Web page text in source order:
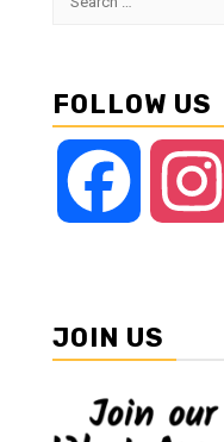
FOLLOW US
Facebook
JOIN US